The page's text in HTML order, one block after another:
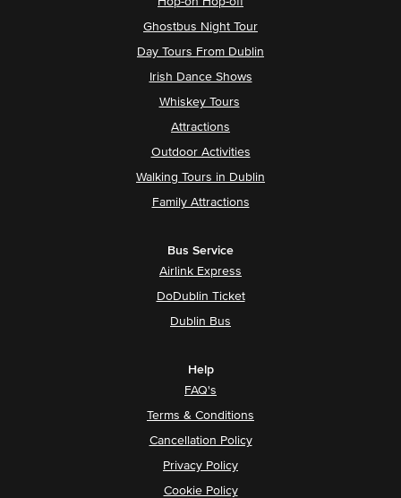
Ghostbus Night Tour
Day Tours From Dublin
Irish Dance Shows
Whiskey Tours
Attractions
Outdoor Activities
Walking Tours in Dublin
Family Attractions
Bus Service
Airlink Express
DoDublin Ticket
Dublin Bus
Help
FAQ's
Terms & Conditions
Cancellation Policy
Privacy Policy
Cookie Policy